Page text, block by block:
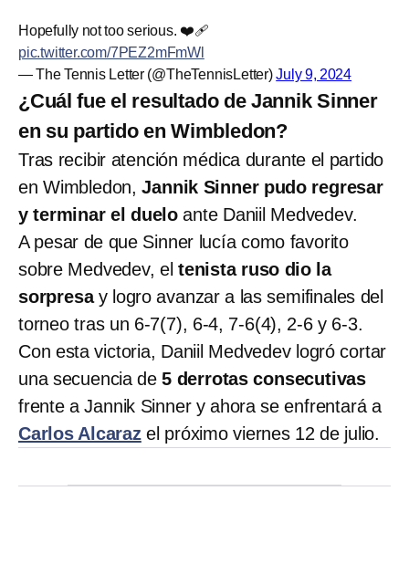
Hopefully not too serious. ❤️‍🩹
pic.twitter.com/7PEZ2mFmWl
— The Tennis Letter (@TheTennisLetter)July 9, 2024
¿Cuál fue el resultado de Jannik Sinner
en su partido en Wimbledon?
Tras recibir atención médica durante el partido
en Wimbledon,Jannik Sinner pudo regresar
y terminar el duelo ante Daniil Medvedev.
A pesar de que Sinner lucía como favorito
sobre Medvedev, eltenista ruso dio la
sorpresay logro avanzar a las semifinales del
torneo tras un 6-7(7), 6-4, 7-6(4), 2-6 y 6-3.
Con esta victoria, Daniil Medvedev logró cortar
una secuencia de5 derrotas consecutivas
frente a Jannik Sinner y ahora se enfrentará a
Carlos Alcarazel próximo viernes 12 de julio.